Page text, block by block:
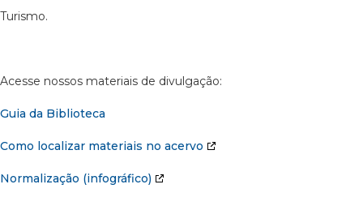
Turismo.
Acesse nossos materiais de divulgação:
Guia da Biblioteca
Como localizar materiais no acervo
Normalização (infográfico)